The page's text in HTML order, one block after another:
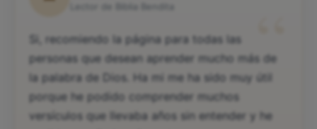
“
Si, recomiendo la página para todas las
personas que desean aprender mucho más de
la palabra de Dios. Ha mi me ha sido muy útil
porque he podido comprender muchos
versículos que llevaba años sin entender y he